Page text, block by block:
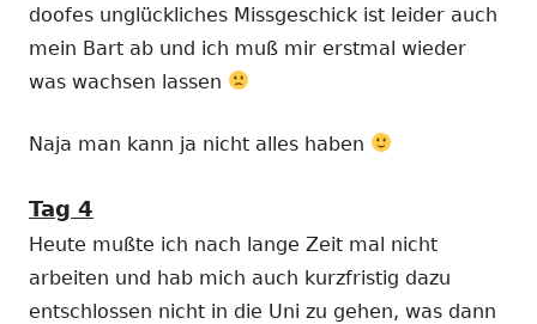
doofes unglückliches Missgeschick ist leider auch
mein Bart ab und ich muß mir erstmal wieder
was wachsen lassen
Naja man kann ja nicht alles haben
Tag 4
Heute mußte ich nach lange Zeit mal nicht
arbeiten und hab mich auch kurzfristig dazu
entschlossen nicht in die Uni zu gehen, was dann